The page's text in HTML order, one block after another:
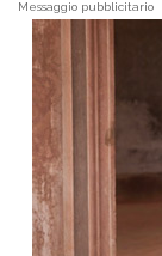
Messaggio pubblicitario